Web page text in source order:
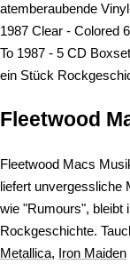
atemberaubende
1987 Clear - Colored
To 1987 - 5 CD
ein Stück
Fleetwood
Fleetwood Macs
liefert unvergessliche
wie "Rumours", bleibt
Rockgeschichte.
Metallica, Iron Maiden